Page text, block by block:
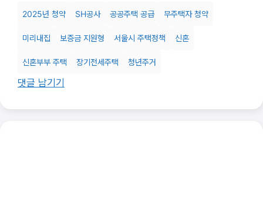
2025년 청약 SH공사 공공주택 공급 무주택자 청약
미리내집 보증금 지원형 서울시 주택정책 신혼
신혼부부 주택 장기전세주택 청년주거
댓글 남기기